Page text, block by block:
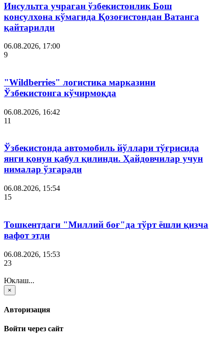
Инсультга учраган ўзбекистонлик Бош
консулхона кўмагида Қозоғистондан Ватанга
қайтарилди
06.08.2026, 17:00
9
"Wildberries" логистика марказини
Ўзбекистонга кўчирмоқда
06.08.2026, 16:42
11
Ўзбекистонда автомобиль йўллари тўғрисида
янги қонун қабул қилинди. Ҳайдовчилар учун
нималар ўзгаради
06.08.2026, 15:54
15
Тошкентдаги "Миллий боғ"да тўрт ёшли қизча
вафот этди
06.08.2026, 15:53
23
Юклаш...
×
Авторизация
Войти через сайт